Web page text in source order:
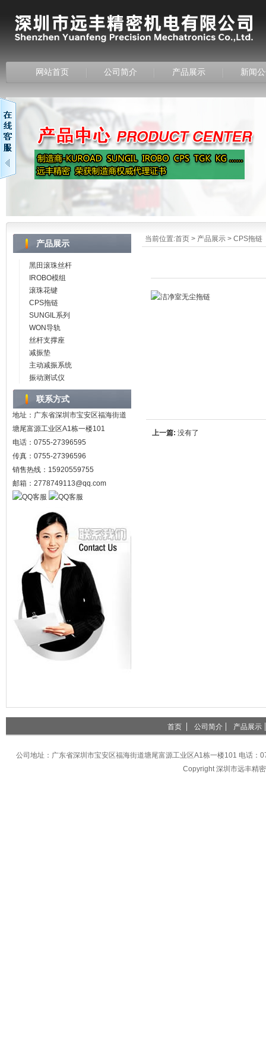
网站首页 公司简介 产品展示 新闻
当前位置:首页 > 产品展示 > CPS拖链
上一篇:没有了
产品展示
黑田滚珠丝杆
IROBO模组
滚珠花键
CPS拖链
SUNGIL系列
WON导轨
丝杆支撑座
减振垫
主动减振系统
振动测试仪
联系方式
地址：广东省深圳市宝安区福海街道
塘尾富源工业区A1栋一楼101
电话：0755-27396595
传真：0755-27396596
销售热线：15920559755
邮箱：2778749113@qq.com
首页 公司简介 产品展示
公司地址：广东省深圳市宝安区福海街道塘尾富源工业区A1栋一楼101 电话
Copyright 深圳市远丰精